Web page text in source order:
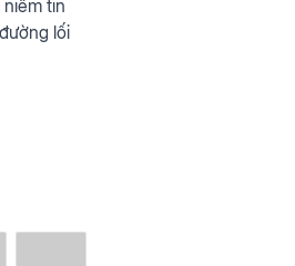
lối